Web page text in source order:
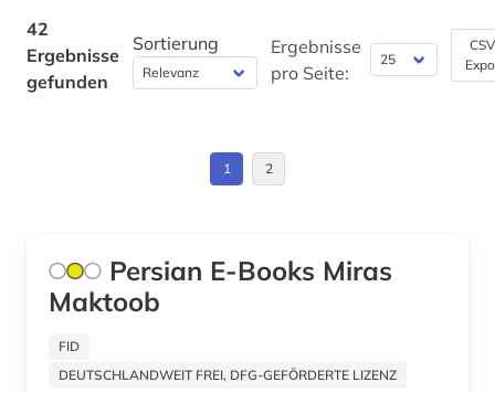
islamische architektur (2)
islamische kunst (3)
islamische studien (1)
islamwissenschaften (3)
israel (2)
Kroatien (1)
42
Ergebnisse
gefunden
Sortierung
Ergebnisse
pro Seite:
1 2
Persian E-Books Miras
Maktoob
FID
DEUTSCHLANDWEIT FREI, DFG-GEFÖRDERTE LIZENZ